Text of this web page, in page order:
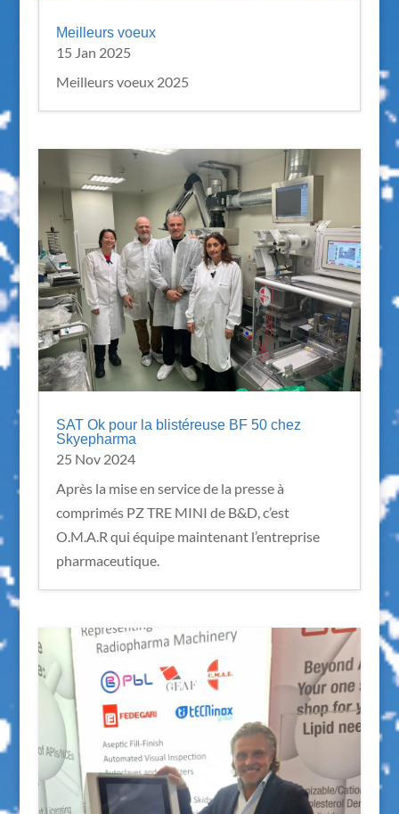
Meilleurs voeux
15 Jan 2025
Meilleurs voeux 2025
SAT Ok pour la blistéreuse BF 50 chez
Skyepharma
25 Nov 2024
Après la mise en service de la presse à
comprimés PZ TRE MINI de B&D, c’est
O.M.A.R qui équipe maintenant l’entreprise
pharmaceutique.